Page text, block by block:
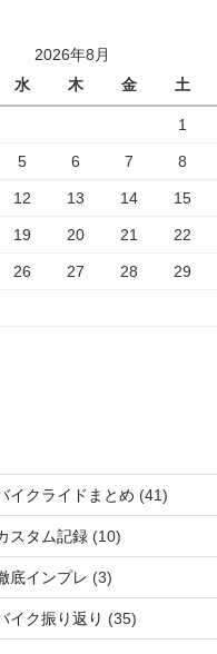
2026年8月
水
木 金 土
1
5 6 7 8
12 13 14 15
19 20 21 22
26 27 28 29
イクライドまとめ (41)
スタム記録(10)
底インプレ (3)
イク振り返り (35)